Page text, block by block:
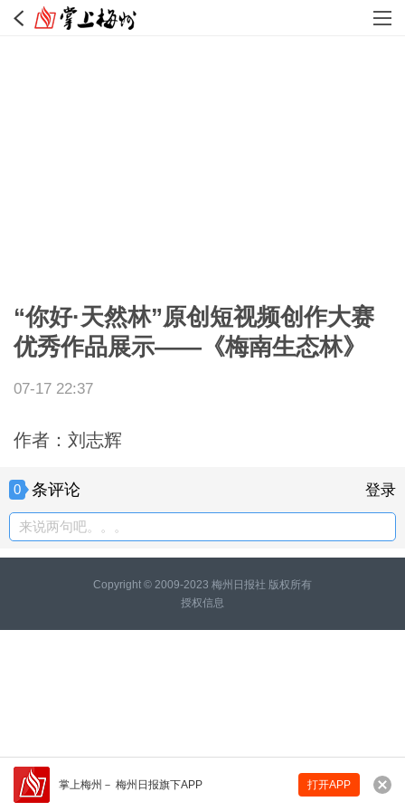
掌上梅州 － 梅州日报旗下APP 打开APP
“你好·天然林”原创短视频创作大赛
优秀作品展示——《梅南生态林》
07-17 22:37
作者：刘志辉
0 条评论 登录
来说两句吧。。。
来说两句吧...
Copyright © 2009-2023 梅州日报社 版权所有
授权信息